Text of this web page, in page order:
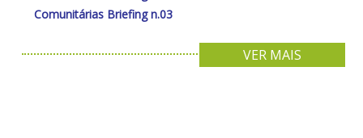
Comunitárias Briefing n.03
VER MAIS